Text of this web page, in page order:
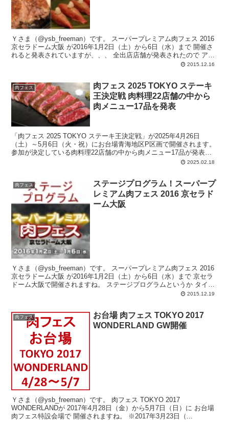
Ｙさま（@ysb_freeman）です。 スーパープレミアム肉フェス 2016
京セラドーム大阪 が2016年1月2日（土）から6日（水）まで 開催さ
れると発表されていますが、、、 全出店店舗が発表されたので ア
2015.12.16
肉フェス
肉フェス 2025 TOKYO ステーキ
王決定戦 肉料理22店舗の中から
肉メニュー17品を発表
「肉フェス 2025 TOKYO ステーキ王決定戦」が2025年4月26日
（土）～5月6日（火・祝）にお台場青海地区P区画で開催されます。
参加が決定している肉料理22店舗の中から肉メニュー17品が発表さ
2025.02.18
肉フェス
ステージプログラム！スーパープ
レミアム肉フェス 2016 京セラド
ーム大阪
Ｙさま（@ysb_freeman）です。 スーパープレミアム肉フェス 2016
京セラドーム大阪 が2016年1月2日（土）から6日（水）まで 京セラ
ドーム大阪で開催されますね。 ステージプログラムというか タイ
2015.12.19
肉フェス
お台場 肉フェス TOKYO 2017
WONDERLAND GW開催
Ｙさま（@ysb_freeman）です。 肉フェス TOKYO 2017
WONDERLANDが 2017年4月28日（金）から5月7日（日）に お台場
肉フェス特設会場で 開催されますね。 ※2017年3月23日（...